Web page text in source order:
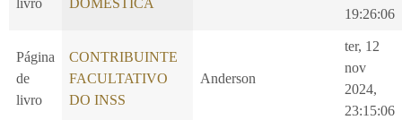
livro
DOMÉSTICA
19:26:06
Página
de
livro
CONTRIBUINTE
FACULTATIVO
DO INSS
Anderson
ter, 12
nov
2024,
23:15:06